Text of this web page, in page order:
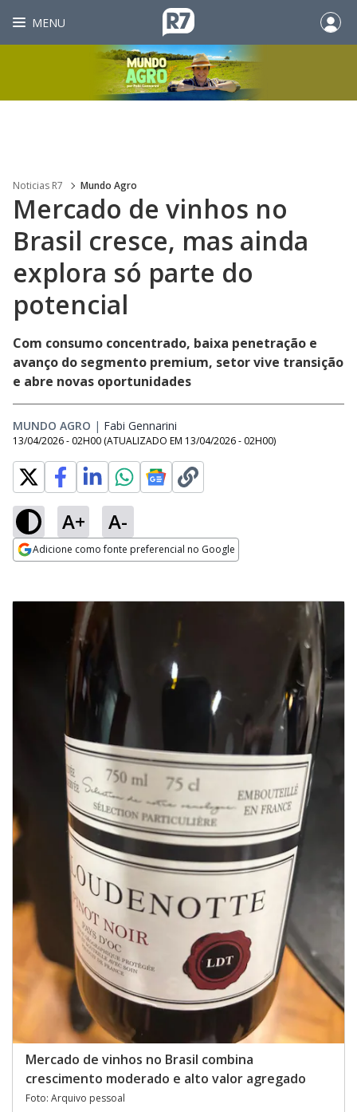
MENU
Noticias R7 Mundo Agro
Mercado de vinhos no
Brasil cresce, mas ainda
explora só parte do
potencial
Com consumo concentrado, baixa penetração e
avanço do segmento premium, setor vive transição
e abre novas oportunidades
MUNDO AGRO | Fabi Gennarini
13/04/2026 - 02H00 (ATUALIZADO EM 13/04/2026 - 02H00)
A+ A-
Adicione como fonte preferencial no Google
Mercado de vinhos no Brasil combina
crescimento moderado e alto valor agregado
Foto: Arquivo pessoal